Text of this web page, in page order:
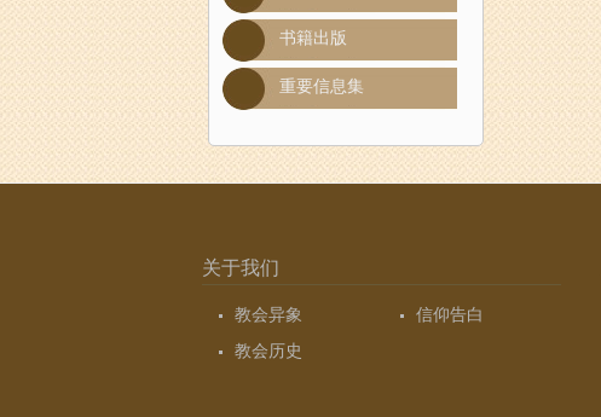
书籍出版
重要信息集
关于我们
教会异象
信仰告白
教会历史